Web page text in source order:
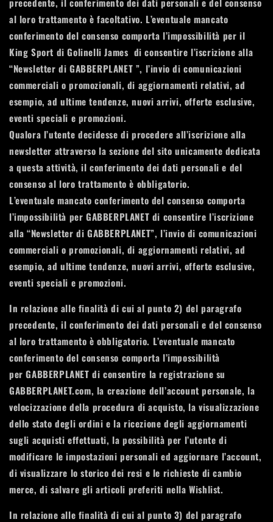
al loro trattamento è facoltativo. L’eventuale mancato
conferimento del consenso comporta l’impossibilità per il
King Sport di Golinelli James di consentire l’iscrizione alla
“Newsletter di GABBERPLANET ”, l’invio di comunicazioni
commerciali o promozionali, di aggiornamenti relativi, ad
esempio, ad ultime tendenze, nuovi arrivi, offerte esclusive,
eventi speciali e promozioni.
Qualora l’utente decidesse di procedere all’iscrizione alla
newsletter attraverso la sezione del sito unicamente dedicata
a questa attività, il conferimento dei dati personali e del
consenso al loro trattamento è obbligatorio.
L’eventuale mancato conferimento del consenso comporta
l’impossibilità per GABBERPLANET di consentire l’iscrizione
alla “Newsletter di GABBERPLANET”, l’invio di comunicazioni
commerciali o promozionali, di aggiornamenti relativi, ad
esempio, ad ultime tendenze, nuovi arrivi, offerte esclusive,
eventi speciali e promozioni.
In relazione alle finalità di cui al punto 2) del paragrafo
precedente, il conferimento dei dati personali e del consenso
al loro trattamento è obbligatorio. L’eventuale mancato
conferimento del consenso comporta l’impossibilità
per GABBERPLANET di consentire la registrazione su
GABBERPLANET.com, la creazione dell’account personale, la
velocizzazione della procedura di acquisto, la visualizzazione
dello stato degli ordini e la ricezione degli aggiornamenti
sugli acquisti effettuati, la possibilità per l’utente di
modificare le impostazioni personali ed aggiornare l’account,
di visualizzare lo storico dei resi e le richieste di cambio
merce, di salvare gli articoli preferiti nella Wishlist.
In relazione alle finalità di cui al punto 3) del paragrafo